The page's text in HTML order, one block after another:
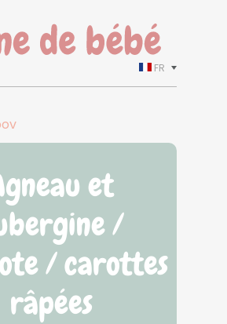
FR
et
/
/ carottes
râpées